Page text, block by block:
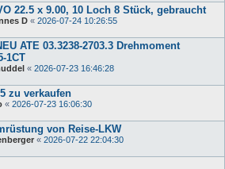
22.5 x 9.00, 10 Loch 8 Stück, gebraucht
D « 2026-07-24 10:26:55
ATE 03.3238-2703.3 Drehmoment
1CT
« 2026-07-23 16:46:28
zu verkaufen
« 2026-07-23 16:06:30
von Reise-LKW
« 2026-07-22 22:04:30